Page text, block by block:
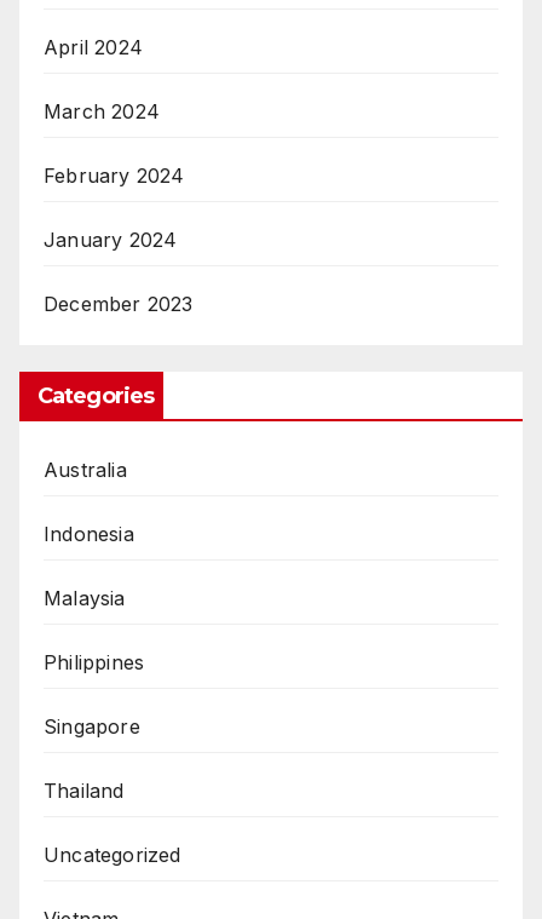
April 2024
March 2024
February 2024
January 2024
December 2023
Categories
Australia
Indonesia
Malaysia
Philippines
Singapore
Thailand
Uncategorized